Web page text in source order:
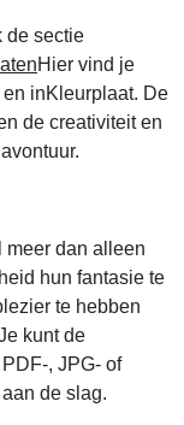
de sectie
Hier vind je
inKleurplaat. De
de creativiteit en
meer dan alleen
hun fantasie te
te hebben
kunt de
, JPG- of
de slag.